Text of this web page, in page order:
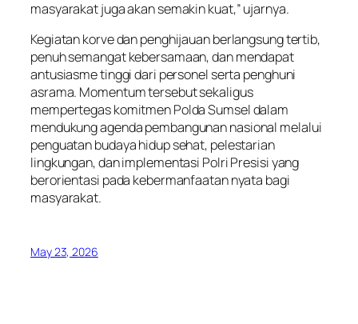
masyarakat juga akan semakin kuat,” ujarnya.
Kegiatan korve dan penghijauan berlangsung tertib,
penuh semangat kebersamaan, dan mendapat
antusiasme tinggi dari personel serta penghuni
asrama. Momentum tersebut sekaligus
mempertegas komitmen Polda Sumsel dalam
mendukung agenda pembangunan nasional melalui
penguatan budaya hidup sehat, pelestarian
lingkungan, dan implementasi Polri Presisi yang
berorientasi pada kebermanfaatan nyata bagi
masyarakat.
May 23, 2026